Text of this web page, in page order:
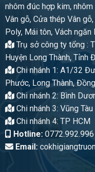
nhôm đúc hợp kim,
Vân gỗ, Cửa thép Vân
Poly, Mái tôn, Vách ngăn
Trụ sở công ty tổng :
Huyện Long Thành, Tỉnh
Chi nhánh 1: A1/32
Phước, Long Thành,
Chi nhánh 2: Bình
Chi nhánh 3: Vũng Tàu
Chi nhánh 4: TP HCM
Hotline:
Email: